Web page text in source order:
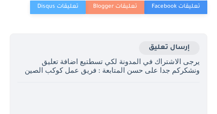
إرسال تعليق
يرجى الاشتراك في المدونة لكي تسطتيع اضافة تعليق
ونشكركم جدا على حسن المتابعة : فريق عمل كوكب الصين